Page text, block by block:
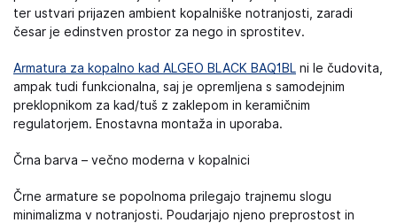
ter ustvari prijazen ambient kopalniške notranjosti, zaradi
česar je edinstven prostor za nego in sprostitev.
Armatura za kopalno kad ALGEO BLACK BAQ1BL ni le čudovita,
ampak tudi funkcionalna, saj je opremljena s samodejnim
preklopnikom za kad/tuš z zaklepom in keramičnim
regulatorjem. Enostavna montaža in uporaba.
Črna barva – večno moderna v kopalnici
Črne armature se popolnoma prilegajo trajnemu slogu
minimalizma v notranjosti. Poudarjajo njeno preprostost in